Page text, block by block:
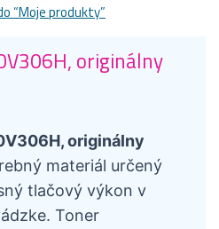
“Moje produkty”
originálny
originálny
materiál určený
tlačový výkon v
Toner